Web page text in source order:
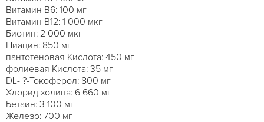
Витамин B6: 100 мг
Витамин В12: 1 000 мкг
Биотин: 2 000 мкг
Ниацин: 850 мг
пантотеновая Кислота: 450 мг
фолиевая Кислота: 35 мг
DL- ?-Токоферол: 800 мг
Хлорид холина: 6 660 мг
Бетаин: 3 100 мг
Железо: 700 мг